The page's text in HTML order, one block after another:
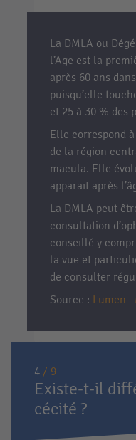
La DMLA ou
l’Age est la
après 60 ans
puisqu’elle
et 25 à 30 % des
Elle correspond
de la région
macula. Elle
apparait après
La DMLA peut
consultation
conseillé y
la vue et
de consulter
Source : Lumen
4 / 9
Existe-t-il
cécité ?